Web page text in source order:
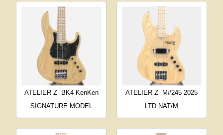
ATELIER Z
BK4 KenKen
SIGNATURE MODEL
ATELIER Z M#245 2025
LTD NAT/M